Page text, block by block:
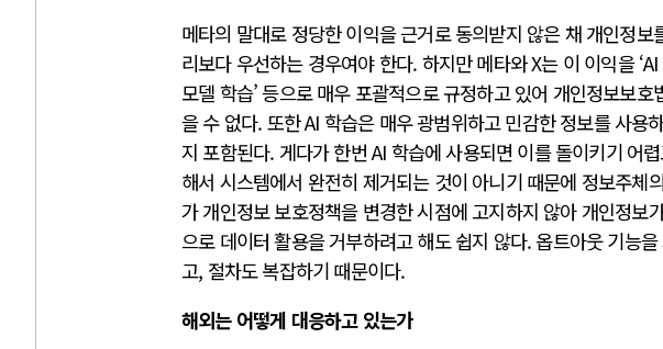
메타의 말대로 정당한 이익을 근거로 동의받지 않은 채 개인정
리보다 우선하는 경우여야 한다. 하지만 메타와 X는 이 이익을
모델 학습’ 등으로 매우 포괄적으로 규정하고 있어 개인정보보
을 수 없다. 또한 AI 학습은 매우 광범위하고 민감한 정보를 사용
지 포함된다. 게다가 한번 AI 학습에 사용되면 이를 돌이키기 어
해서 시스템에서 완전히 제거되는 것이 아니기 때문에 정보주체
가 개인정보 보호정책을 변경한 시점에 고지하지 않아 개인정보
으로 데이터 활용을 거부하려고 해도 쉽지 않다. 옵트아웃 기능
고, 절차도 복잡하기 때문이다.
해외는 어떻게 대응하고 있는가